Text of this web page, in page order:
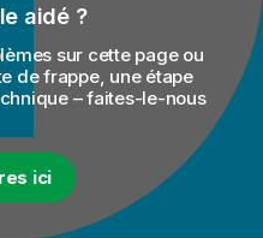
aidé ?
sur cette page ou
de frappe, une étape
– faites-le-nous
ici